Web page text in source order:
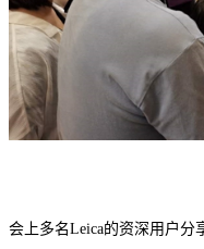
会上多名Leica的资深用户分